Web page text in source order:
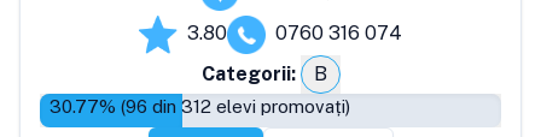
3.80
0760 316 074
Categorii:
B
30.77% (96 din 312 elevi promovați)